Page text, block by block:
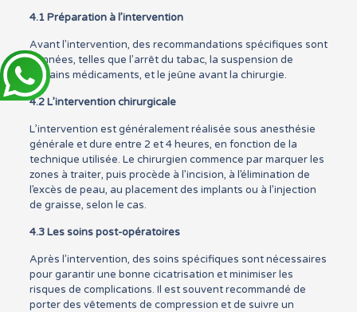
4.1 Préparation à l’intervention
Avant l’intervention, des recommandations spécifiques sont
données, telles que l’arrêt du tabac, la suspension de
certains médicaments, et le jeûne avant la chirurgie.
4.2 L’intervention chirurgicale
L’intervention est généralement réalisée sous anesthésie
générale et dure entre 2 et 4 heures, en fonction de la
technique utilisée. Le chirurgien commence par marquer les
zones à traiter, puis procède à l’incision, à l’élimination de
l’excès de peau, au placement des implants ou à l’injection
de graisse, selon le cas.
4.3 Les soins post-opératoires
Après l’intervention, des soins spécifiques sont nécessaires
pour garantir une bonne cicatrisation et minimiser les
risques de complications. Il est souvent recommandé de
porter des vêtements de compression et de suivre un